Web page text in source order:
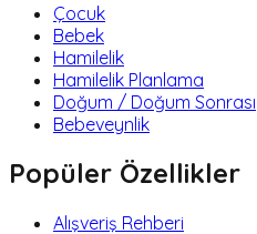
Çocuk
Bebek
Hamilelik
Hamilelik Planlama
Doğum / Doğum Sonrası
Bebeveynlik
Popüler Özellikler
Alışveriş Rehberi